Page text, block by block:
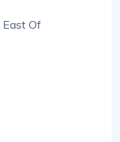
East Of